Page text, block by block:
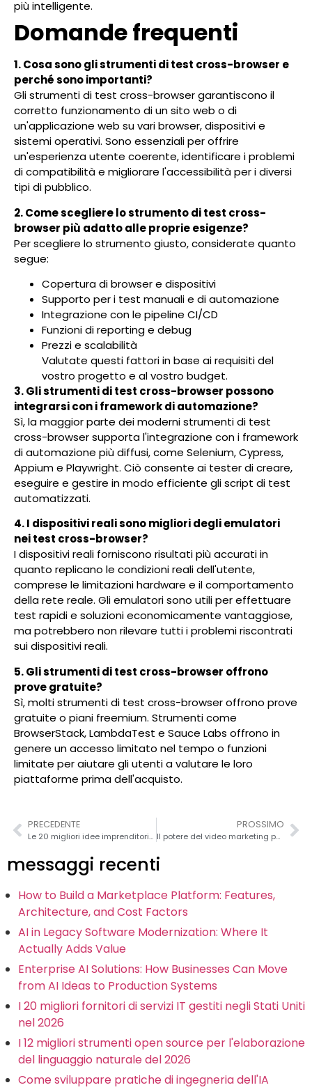
più intelligente.
Domande frequenti
1. Cosa sono gli strumenti di test cross-browser e
perché sono importanti?
Gli strumenti di test cross-browser garantiscono il
corretto funzionamento di un sito web o di
un'applicazione web su vari browser, dispositivi e
sistemi operativi. Sono essenziali per offrire
un'esperienza utente coerente, identificare i problemi
di compatibilità e migliorare l'accessibilità per i diversi
tipi di pubblico.
2. Come scegliere lo strumento di test cross-
browser più adatto alle proprie esigenze?
Per scegliere lo strumento giusto, considerate quanto
segue:
Copertura di browser e dispositivi
Supporto per i test manuali e di automazione
Integrazione con le pipeline CI/CD
Funzioni di reporting e debug
Prezzi e scalabilità
Valutate questi fattori in base ai requisiti del
vostro progetto e al vostro budget.
3. Gli strumenti di test cross-browser possono
integrarsi con i framework di automazione?
Sì, la maggior parte dei moderni strumenti di test
cross-browser supporta l'integrazione con i framework
di automazione più diffusi, come Selenium, Cypress,
Appium e Playwright. Ciò consente ai tester di creare,
eseguire e gestire in modo efficiente gli script di test
automatizzati.
4. I dispositivi reali sono migliori degli emulatori
nei test cross-browser?
I dispositivi reali forniscono risultati più accurati in
quanto replicano le condizioni reali dell'utente,
comprese le limitazioni hardware e il comportamento
della rete reale. Gli emulatori sono utili per effettuare
test rapidi e soluzioni economicamente vantaggiose,
ma potrebbero non rilevare tutti i problemi riscontrati
sui dispositivi reali.
5. Gli strumenti di test cross-browser offrono
prove gratuite?
Sì, molti strumenti di test cross-browser offrono prove
gratuite o piani freemium. Strumenti come
BrowserStack, LambdaTest e Sauce Labs offrono in
genere un accesso limitato nel tempo o funzioni
limitate per aiutare gli utenti a valutare le loro
piattaforme prima dell'acquisto.
PRECEDENTE
Le 20 migliori idee imprenditoriali nel settore sanitario per le startup nel 2026
PROSSIMO
Il potere del video marketing per le PMI
messaggi recenti
How to Build a Marketplace Platform: Features,
Architecture, and Cost Factors
AI in Legacy Software Modernization: Where It
Actually Adds Value
Enterprise AI Solutions: How Businesses Can Move
from AI Ideas to Production Systems
I 20 migliori fornitori di servizi IT gestiti negli Stati Uniti
nel 2026
I 12 migliori strumenti open source per l'elaborazione
del linguaggio naturale del 2026
Come sviluppare pratiche di ingegneria dell'IA